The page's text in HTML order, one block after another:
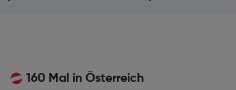
160 Mal in Österreich